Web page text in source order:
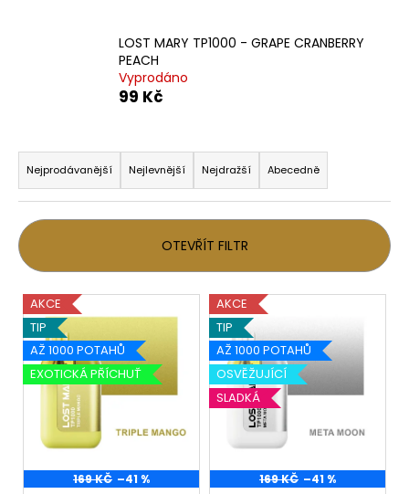
LOST MARY TP1000 - GRAPE CRANBERRY
PEACH
Vyprodáno
99 Kč
Ř
a
z
e
n
í
p
r
o
d
u
Nejprodávanější Nejlevnější Nejdražší Abecedně
OTEVŘÍT FILTR
V
ý
p
i
o
AKCE
TIP
AŽ 1000 POTAHŮ
EXOTICKÁ PŘÍCHUŤ
169 KČ –41 %
AKCE
TIP
AŽ 1000 POTAHŮ
OSVĚŽUJÍCÍ
SLADKÁ
169 KČ –41 %
D
p
o
u
č
u
j
JDI
GRAPE